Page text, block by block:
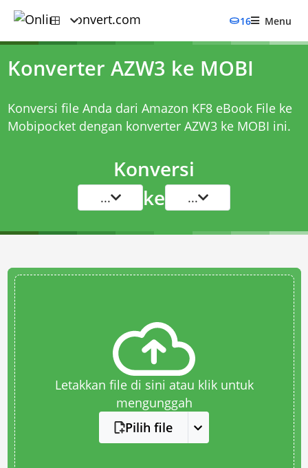
16 Menu
Konverter AZW3 ke MOBI
Konversi file Anda dari Amazon KF8 eBook File ke
Mobipocket dengan konverter AZW3 ke MOBI ini.
Konversi
... ke ...
Letakkan file di sini atau klik untuk
mengunggah
Pilih file